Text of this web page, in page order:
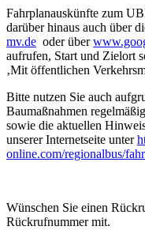
Fahrplanauskünfte zum
darüber hinaus auch über
mv.de oder über
aufrufen, Start und Zielort
‚Mit öffentlichen
Bitte nutzen Sie auch
Baumaßnahmen
sowie die aktuellen
unserer Internetseite unter
online.com/regionalbus/
Wünschen Sie einen
Rückrufnummer mit.